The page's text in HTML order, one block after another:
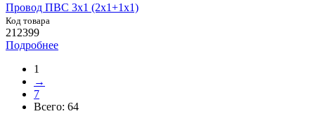
Провод ПВС 3х1 (2х1+1х1)
Код товара
212399
Подробнее
1
→
7
Всего: 64